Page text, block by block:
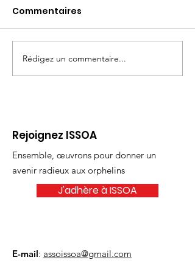
Bilan de l'année
scolaire 2024/2025 :
orphelins au
Cameroun
Commentaires
Rédigez un commentaire...
Rejoignez ISSOA
Ensemble, œuvrons pour donner un
avenir radieux aux orphelins
J'adhère à ISSOA
E-mail: assoissoa@gmail.com